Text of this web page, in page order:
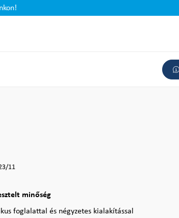
11
minőség
foglalattal és négyzetes kialakítással